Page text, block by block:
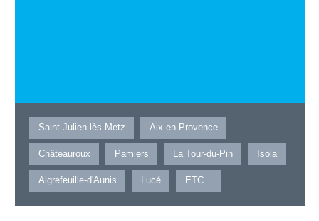
Saint-Julien-lès-Metz Aix-en-Provence
Châteauroux Pamiers La Tour-du-Pin Isola
Aigrefeuille-d'Aunis Lucé ETC...